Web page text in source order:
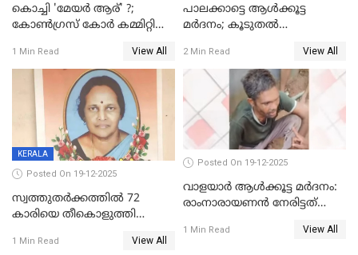
കൊച്ചി 'മേയർ ആര്' ?;
കോണ്‍ഗ്രസ് കോര്‍ കമ്മിറ്റി
1 Min Read View All
പാലക്കാട്ടെ ആള്‍ക്കൂട്ട
മര്‍ദനം; കൂടുതല്‍
അംഗ സംഘമെന്ന് വിവരം
2 Min Read View All
KERALA
Posted On 19-12-2025
സ്വത്തുതര്‍ക്കത്തില്‍ 72
കാരിയെ തീകൊളുത്തി
ക്രൂരകൊലപാതകത്തില്‍
1 Min Read View All
Posted On 19-12-2025
വാളയാർ ആൾക്കൂട്ട മർദനം:
രാംനാരായണൻ നേരിട്ടത്
നാൽപ്പതിലേറെ
1 Min Read View All